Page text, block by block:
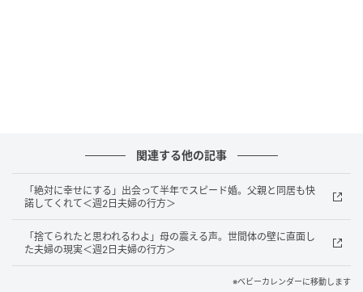
ベビーカレンダー
関連する他の記事
「絶対に幸せにする」出会って半年でスピード婚。父親と同居も快
諾してくれて＜週2日夫婦の行方＞
「捨てられたと思われるわよ」母の震える声。世間体の壁に直面し
た夫婦の現実＜週2日夫婦の行方＞
※ベビーカレンダーに移動します